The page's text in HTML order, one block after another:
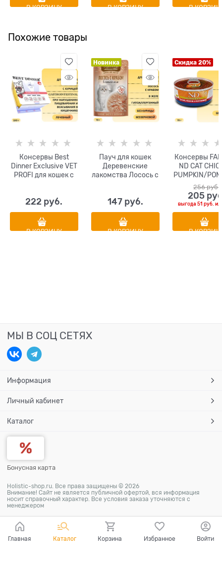
В КОРЗИНУ В КОРЗИНУ В
Похожие товары
Консервы Best
Dinner Exclusive VET
PROFI для кошек с
пищеварения и
всасывания в
кишечнике Gastro
Intestinal
222 руб.
В КОРЗИНУ
Новинка
Пауч для кошек
Деревенские
лакомства Лосось с
147 руб.
В КОРЗИНУ
Скидка 20%
Консервы
ND CAT
PUMPKIN/
NATE для
кошек с
тыквой и
256 руб.
205
выгода 51 руб.
В
МЫ В СОЦ СЕТЯХ
Информация
Личный кабинет
Каталог
Бонусная карта
Holistic-shop.ru. Все права защищены © 2026
Внимание! Сайт не является публичной офертой, вся информация
носит справочный характер. Все условия заказа уточняются с
менеджером
Главная Каталог Корзина Избранное Войти